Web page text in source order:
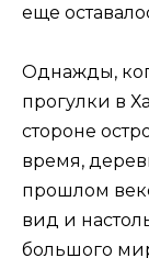
еще
Однажды,
прогулки в
стороне
время,
прошлом
вид и
большого